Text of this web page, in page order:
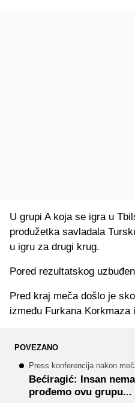
U grupi A koja se igra u
produžetka savladala
u igru za drugi krug.
Pored rezultatskog
Pred kraj meča došlo je
između Furkana Korkmaza
POVEZANO
Press konferencija nakon
Bećiragić: Insan
prođemo ovu grupu...